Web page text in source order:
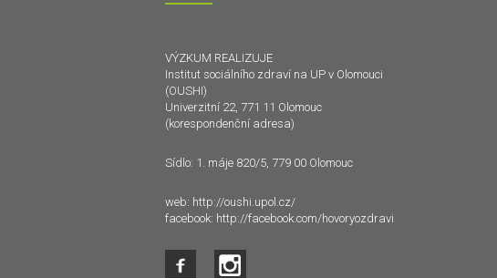
VÝZKUM REALIZUJE
Institut sociálního zdraví na UP v Olomouci
(OUSHI)
Univerzitní 22, 771 11 Olomouc
(korespondenční adresa)
Sídlo: 1. máje 820/5, 779 00 Olomouc
web: http://oushi.upol.cz/
facebook: http://facebook.com/hovoryozdravi